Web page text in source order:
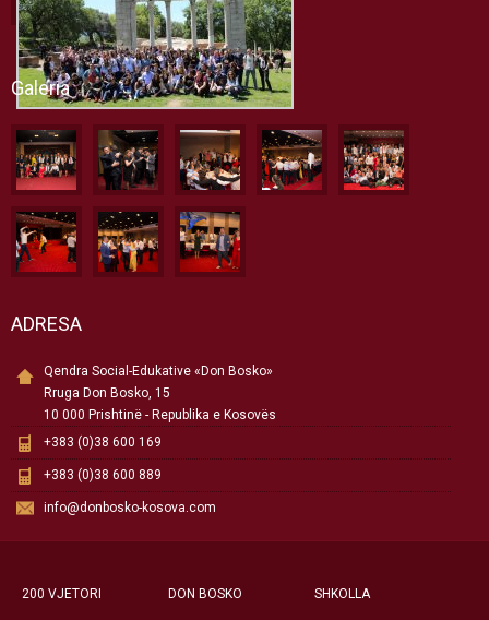
Galeria
ADRESA
Qendra Social-Edukative «Don Bosko»
Rruga Don Bosko, 15
10 000 Prishtinë - Republika e Kosovës
+383 (0)38 600 169
+383 (0)38 600 889
info@donbosko-kosova.com
200 VJETORI DON BOSKO SHKOLLA